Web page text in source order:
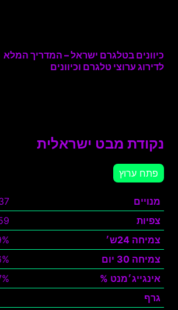
כיוונים בטלגרם ישראל – המדריך המלא
לדירוג ערוצי טלגרם וכיוונים
נקודת מבט ישראלית
פתח ערוץ
מנויים
צפיות
צמיחה 24ש׳
צמיחה 30 יום
אינגייג׳מנט %
גרף